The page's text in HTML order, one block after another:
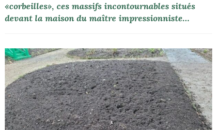
«corbeilles», ces massifs incontournables situés
devant la maison du maître impressionniste…